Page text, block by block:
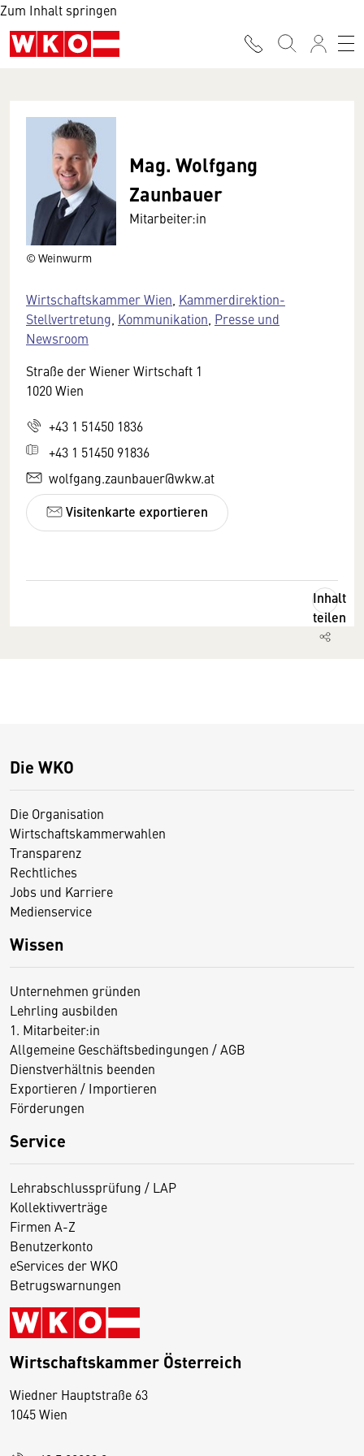
Zum Inhalt springen
© Weinwurm
Mag. Wolfgang
Zaunbauer
Mitarbeiter:in
Wirtschaftskammer Wien Kammerdirektion-
Stellvertretung Kommunikation Presse und
Newsroom
Straße der Wiener Wirtschaft 1
1020 Wien
+43 1 51450 1836
+43 1 51450 91836
wolfgang.zaunbauer@wkw.at
Visitenkarte exportieren
Inhalt
teilen
Die WKO
Die Organisation
Wirtschaftskammerwahlen
Transparenz
Rechtliches
Jobs und Karriere
Medienservice
Wissen
Unternehmen gründen
Lehrling ausbilden
1. Mitarbeiter:in
Allgemeine Geschäftsbedingungen / AGB
Dienstverhältnis beenden
Exportieren / Importieren
Förderungen
Service
Lehrabschlussprüfung / LAP
Kollektivverträge
Firmen A-Z
Benutzerkonto
eServices der WKO
Betrugswarnungen
Wirtschaftskammer Österreich
Wiedner Hauptstraße 63
1045 Wien
D